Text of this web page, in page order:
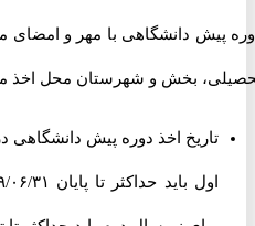
دانشگاهی با مهر و امضای
بخش و شهرستان محل اخذ
تاریخ اخذ دوره پیش دانشگاهی در